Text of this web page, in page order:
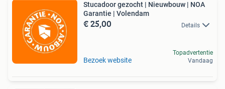
Stucadoor gezocht | Nieuwbouw | NOA
Garantie | Volendam
€ 25,00 Details
Bezoek website
Topadvertentie
Vandaag